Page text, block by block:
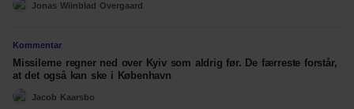
Jonas Wiinblad Overgaard
Kommentar
Missilerne regner ned over Kyiv som aldrig før. De færreste forstår,
at det også kan ske i København
Jacob Kaarsbo